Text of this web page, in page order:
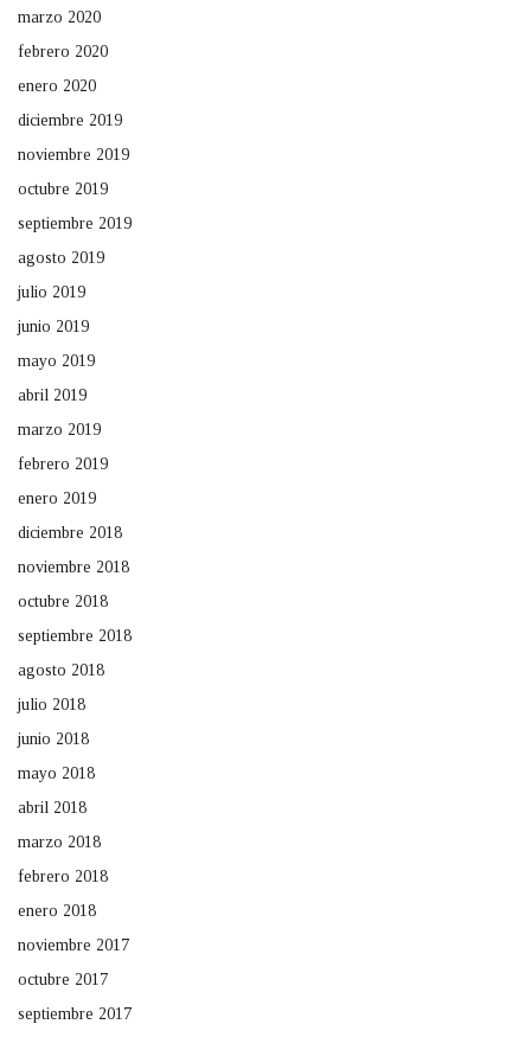
marzo 2020
febrero 2020
enero 2020
diciembre 2019
noviembre 2019
octubre 2019
septiembre 2019
agosto 2019
julio 2019
junio 2019
mayo 2019
abril 2019
marzo 2019
febrero 2019
enero 2019
diciembre 2018
noviembre 2018
octubre 2018
septiembre 2018
agosto 2018
julio 2018
junio 2018
mayo 2018
abril 2018
marzo 2018
febrero 2018
enero 2018
noviembre 2017
octubre 2017
septiembre 2017